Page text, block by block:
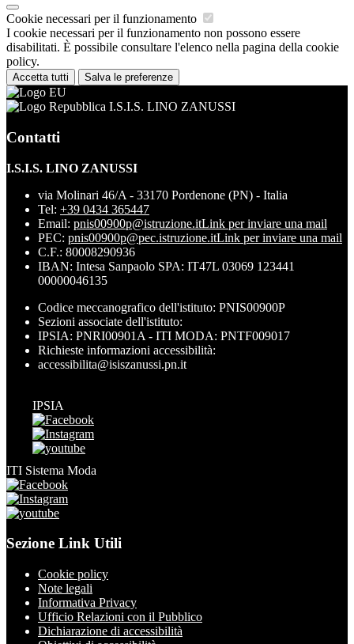
Cookie necessari per il funzionamento
I cookie necessari per il funzionamento non possono essere
disabilitati. È possibile consultare l'elenco nella pagina della cookie
policy.
Accetta tutti Salva le preferenze
I.S.I.S. LINO ZANUSSI
Contatti
I.S.I.S. LINO ZANUSSI
via Molinari 46/A - 33170 Pordenone (PN) - Italia
Tel: +39 0434 365447
Email: pnis00900p@istruzione.itLink per inviare una mail
PEC: pnis00900p@pec.istruzione.itLink per inviare una mail
C.F.: 80008290936
IBAN: Intesa Sanpaolo SPA: IT47L 03069 123441
00000046135
Codice meccanografico dell'istituto: PNIS00900P
Sezioni associate dell'istituto:
IPSIA: PNRI00901A - ITI MODA: PNTF009017
Richieste informazioni accessibilità:
accessibilita@isiszanussi.pn.it
IPSIA
ITI Sistema Moda
Sezione Link Utili
Cookie policy
Note legali
Informativa Privacy
Ufficio Relazioni con il Pubblico
Dichiarazione di accessibilità